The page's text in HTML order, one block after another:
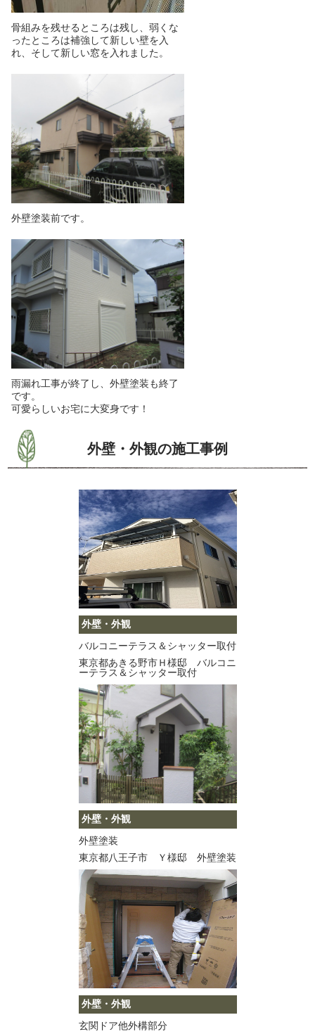
骨組みを残せるところは残し、弱くな
ったところは補強して新しい壁を入
れ、そして新しい窓を入れました。
外壁塗装前です。
雨漏れ工事が終了し、外壁塗装も終了
です。
可愛らしいお宅に大変身です！
外壁・外観の施工事例
外壁・外観
バルコニーテラス＆シャッター取付
東京都あきる野市Ｈ様邸 バルコニ
ーテラス＆シャッター取付
外壁・外観
外壁塗装
東京都八王子市 Ｙ様邸 外壁塗装
外壁・外観
玄関ドア他外構部分